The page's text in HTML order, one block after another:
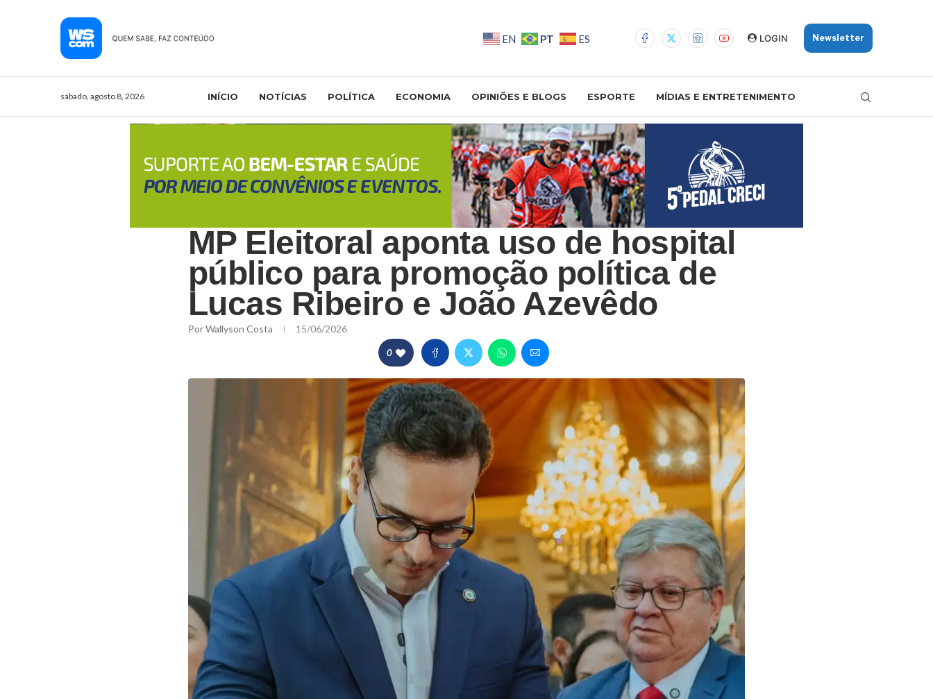
EN PT ES LOGIN Newsletter
sábado, agosto 8, 2026 INÍCIO NOTÍCIAS POLÍTICA ECONOMIA OPINIÕES E BLOGS ESPORTE MÍDIAS E ENTRETENIMENTO
MP Eleitoral aponta uso de hospital
público para promoção política de
Lucas Ribeiro e João Azevêdo
PorWallyson Costa 15/06/2026
0